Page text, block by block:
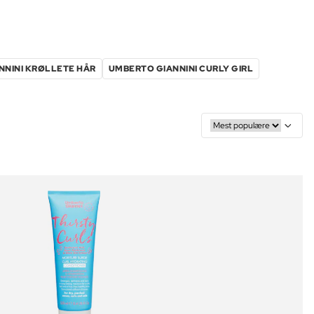
KRØLLETE HÅR UMBERTO GIANNINI CURLY GIRL